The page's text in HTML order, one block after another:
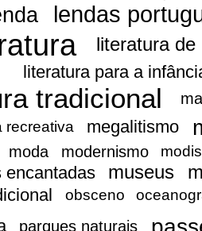
lendas
literatura
literatura para a
tradicional
recreativa megalitismo
moda modernismo
encantadas museus
obsceno
parques naturais